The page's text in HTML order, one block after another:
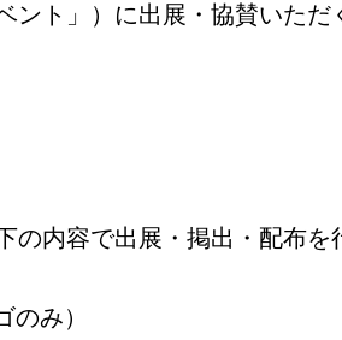
ント」）に出展・協賛いた
の内容で出展・掲出・配布を
み）